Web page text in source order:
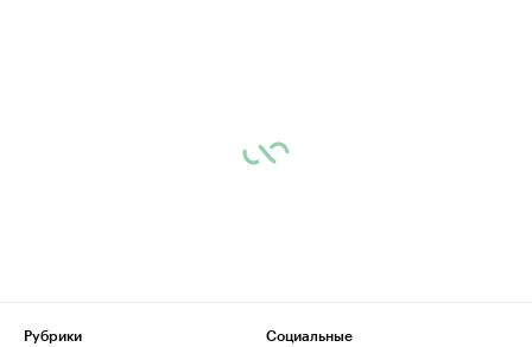
Рубрики
Социальные